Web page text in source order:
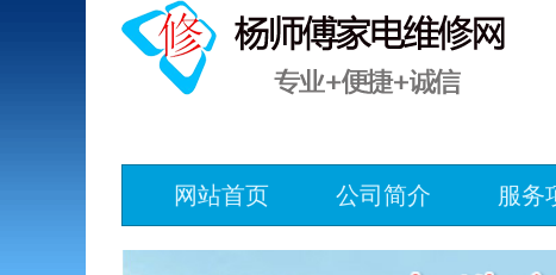
网站首页 公司简介 服务